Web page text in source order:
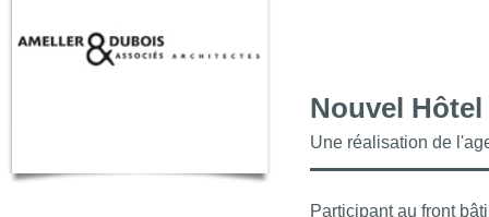
Nouvel
Une réalisation de
Participant au front